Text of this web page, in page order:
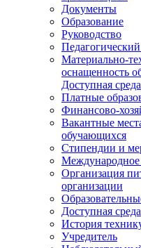
Документы
Образование
Руководство
Педагогический
Материально-
оснащенность
Доступная среда
Платные
Финансово-
Вакантные
обучающихся
Стипендии и
Международное
Организация
организации
Доступная среда
История
Учредитель